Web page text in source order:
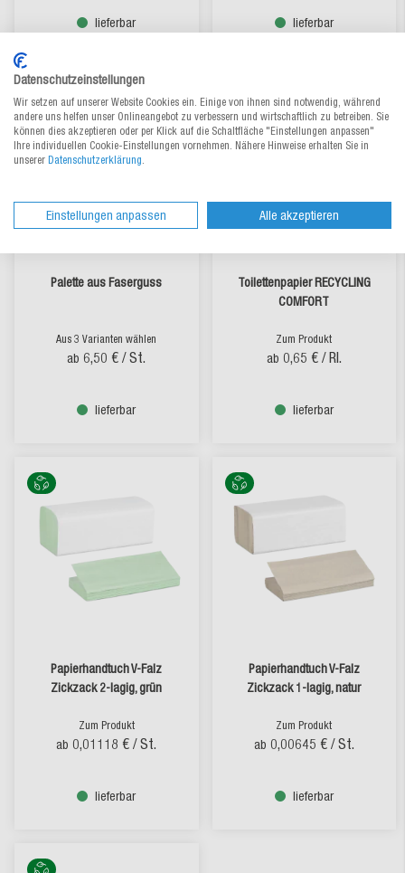
lieferbar lieferbar
Palette aus Faserguss
Aus 3 Varianten wählen
ab 6,50 € / St.
lieferbar
Toilettenpapier RECYCLING
COMFORT
Zum Produkt
ab 0,65 € / Rl.
lieferbar
Papierhandtuch V-Falz
Zickzack 2-lagig, grün
Zum Produkt
ab 0,01118 € / St.
lieferbar
Papierhandtuch V-Falz
Zickzack 1-lagig, natur
Zum Produkt
ab 0,00645 € / St.
lieferbar
Datenschutzeinstellungen
Wir setzen auf unserer Website Cookies ein. Einige von ihnen sind notwendig, während
andere uns helfen unser Onlineangebot zu verbessern und wirtschaftlich zu betreiben. Sie
können dies akzeptieren oder per Klick auf die Schaltfläche "Einstellungen anpassen"
Ihre individuellen Cookie-Einstellungen vornehmen. Nähere Hinweise erhalten Sie in
unserer Datenschutzerklärung.
Einstellungen anpassen Alle akzeptieren